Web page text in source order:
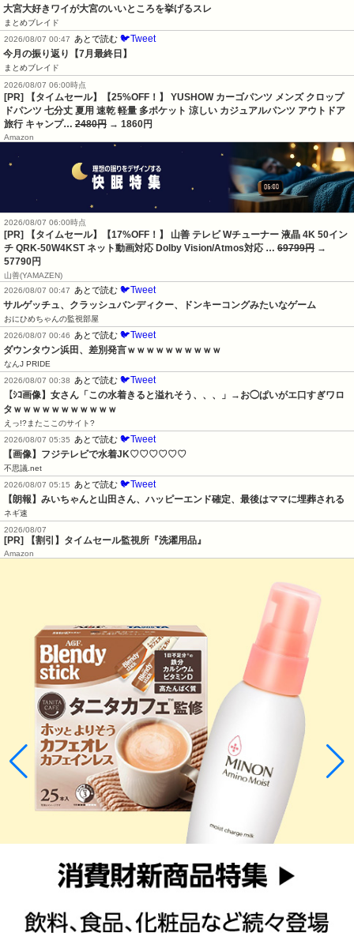
大宮大好きワイが大宮のいいところを挙げるスレ
まとめブレイド
2026/08/07 00:47
あとで読む 🐦Tweet
今月の振り返り【7月最終日】
まとめブレイド
2026/08/07 06:00時点
[PR] 【タイムセール】【25%OFF！】 YUSHOW カーゴパンツ メンズ クロップ
ドパンツ 七分丈 夏用 速乾 軽量 多ポケット 涼しい カジュアルパンツ アウトドア
旅行 キャンプ… 2480円 → 1860円
Amazon
2026/08/07 06:00時点
[PR] 【タイムセール】【17%OFF！】 山善 テレビ Wチューナー 液晶 4K 50イン
チ QRK-50W4KST ネット動画対応 Dolby Vision/Atmos対応 … 69799円 →
57790円
山善(YAMAZEN)
2026/08/07 00:47
あとで読む 🐦Tweet
サルゲッチュ、クラッシュバンディクー、ドンキーコングみたいなゲーム
おにひめちゃんの監視部屋
2026/08/07 00:46
あとで読む 🐦Tweet
ダウンタウン浜田、差別発言ｗｗｗｗｗｗｗｗｗｗ
なんJ PRIDE
2026/08/07 00:38
あとで読む 🐦Tweet
【ｼｺ画像】女さん「この水着きると溢れそう、、、」→お◯ぱいがエ口すぎワロ
タｗｗｗｗｗｗｗｗｗｗｗ
えっ!?またここのサイト?
2026/08/07 05:35
あとで読む 🐦Tweet
【画像】フジテレビで水着JK♡♡♡♡♡♡
不思議.net
2026/08/07 05:15
あとで読む 🐦Tweet
【朗報】みいちゃんと山田さん、ハッピーエンド確定、最後はママに埋葬される
ネギ速
2026/08/07
[PR] 【割引】タイムセール監視所『洗濯用品』
Amazon